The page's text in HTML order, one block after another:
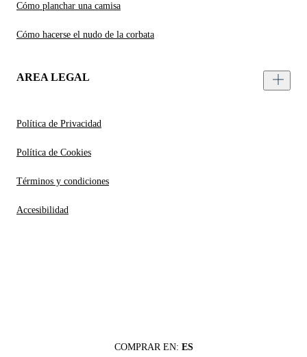
Cómo planchar una camisa
Cómo hacerse el nudo de la corbata
AREA LEGAL
Política de Privacidad
Política de Cookies
Términos y condiciones
Accesibilidad
COMPRAR EN: ES